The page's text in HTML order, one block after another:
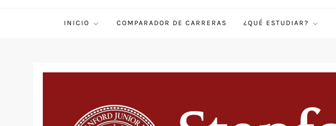
INICIO COMPARADOR DE CARRERAS ¿QUÉ ESTUDIAR?